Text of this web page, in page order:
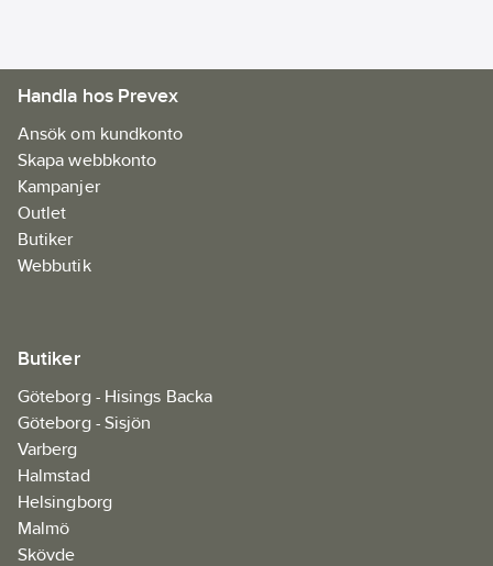
den inte används.
Artikelnr: 74625399
6414676023197
Materialklass
Handla hos Prevex
Ansök om kundkonto
Skapa webbkonto
Kampanjer
Outlet
Butiker
Webbutik
Butiker
Göteborg - Hisings Backa
Göteborg - Sisjön
Varberg
Halmstad
Helsingborg
Malmö
Skövde